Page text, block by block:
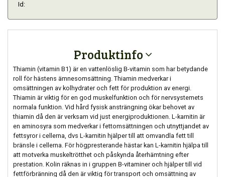
Id:
Produktinfo
Thiamin (vitamin B1) är en vattenlöslig B-vitamin som har betydande
roll för hästens ämnesomsättning. Thiamin medverkar i
omsättningen av kolhydrater och fett för produktion av energi.
Thiamin är viktig för en god muskelfunktion och för nervsystemets
normala funktion. Vid hård fysisk ansträngning ökar behovet av
thiamin då den är verksam vid just energiproduktionen. L-karnitin är
en aminosyra som medverkar i fettomsättningen och utnyttjandet av
fettsyror i cellerna, dvs L-karnitin hjälper till att omvandla fett till
bränsle i cellerna. För högpresterande hästar kan L-karnitin hjälpa till
att motverka muskeltrötthet och påskynda återhämtning efter
prestation. Kolin räknas in i gruppen B-vitaminer och hjälper till vid
fettförbränning då den är viktig för transport och omsättning av